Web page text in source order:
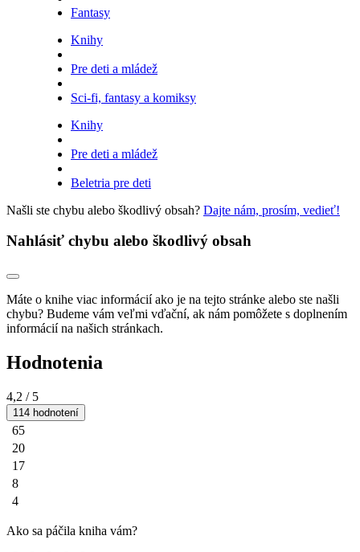
Fantasy
Knihy
Pre deti a mládež
Sci-fi, fantasy a komiksy
Knihy
Pre deti a mládež
Beletria pre deti
Našli ste chybu alebo škodlivý obsah? Dajte nám, prosím, vedieť!
Nahlásiť chybu alebo škodlivý obsah
Máte o knihe viac informácií ako je na tejto stránke alebo ste našli
chybu? Budeme vám veľmi vďační, ak nám pomôžete s doplnením
informácií na našich stránkach.
Hodnotenia
4,2 / 5
114 hodnotení
65
20
17
8
4
Ako sa páčila kniha vám?